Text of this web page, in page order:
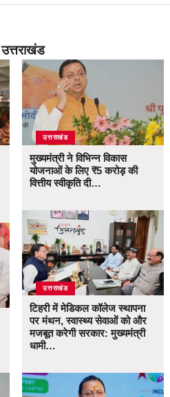
उत्तराखंड
उत्तराखंड
मुख्यमंत्री ने विभिन्न विकास
योजनाओं के लिए ₹5 करोड़ की
वित्तीय स्वीकृति दी…
उत्तराखंड
टिहरी में मेडिकल कॉलेज स्थापना
पर मंथन, स्वास्थ्य सेवाओं को और
मजबूत करेगी सरकार: मुख्यमंत्री
धामी…